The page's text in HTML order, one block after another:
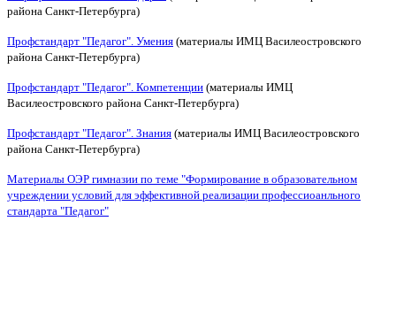
района Санкт-Петербурга)
Профстандарт "Педагог". Умения (материалы ИМЦ Василеостровского
района Санкт-Петербурга)
Профстандарт "Педагог". Компетенции (материалы ИМЦ
Василеостровского района Санкт-Петербурга)
Профстандарт "Педагог". Знания (материалы ИМЦ Василеостровского
района Санкт-Петербурга)
Материалы ОЭР гимназии по теме "Формирование в образовательном
учреждении условий для эффективной реализации профессиоанльного
стандарта "Педагог"